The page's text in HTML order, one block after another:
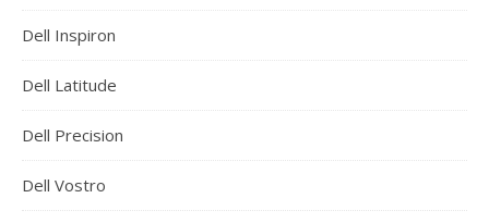
Dell Inspiron
Dell Latitude
Dell Precision
Dell Vostro